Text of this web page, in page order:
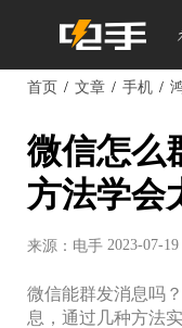
首页 文章 手机
微信怎么
方法学会
来源：电手 2023-07-19
微信能群发消息吗
息，通过几种方法